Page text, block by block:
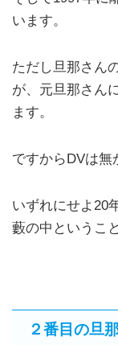
います。
ただし旦那さん
が、元旦那さん
ます。
ですからDVは無
いずれにせよ20
藪の中というこ
２番目の旦